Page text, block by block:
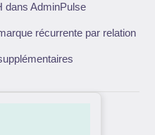
dans AdminPulse
récurrente par relation